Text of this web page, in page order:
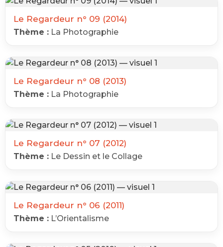
Le Regardeur n° 09 (2014)
Thème : La Photographie
Le Regardeur n° 08 (2013)
Thème : La Photographie
Le Regardeur n° 07 (2012)
Thème : Le Dessin et le Collage
Le Regardeur n° 06 (2011)
Thème : L’Orientalisme